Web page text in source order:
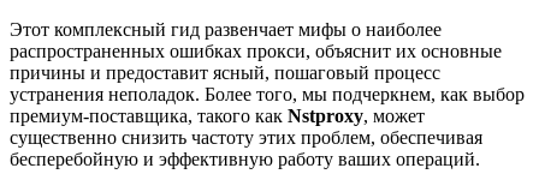
Этот комплексный гид развенчает мифы о наиболее
распространенных ошибках прокси, объяснит их основные
причины и предоставит ясный, пошаговый процесс
устранения неполадок. Более того, мы подчеркнем, как выбор
премиум-поставщика, такого как Nstproxy, может
существенно снизить частоту этих проблем, обеспечивая
бесперебойную и эффективную работу ваших операций.